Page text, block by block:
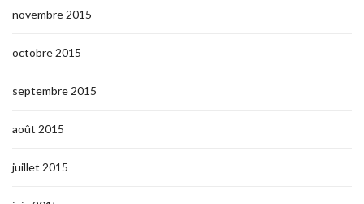
novembre 2015
octobre 2015
septembre 2015
août 2015
juillet 2015